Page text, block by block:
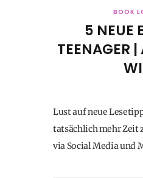
BOOK
5 NEUE
TEENAGER |
Lust auf neue
tatsächlich mehr Zeit
via Social Media und